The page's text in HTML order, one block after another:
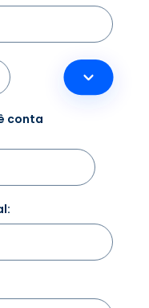
conta